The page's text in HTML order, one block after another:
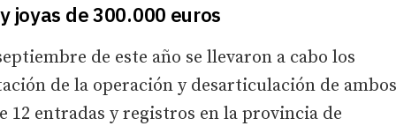
joyas de 300.000 euros
de este año se llevaron a cabo los
de la operación y desarticulación de ambos
12 entradas y registros en la provincia de